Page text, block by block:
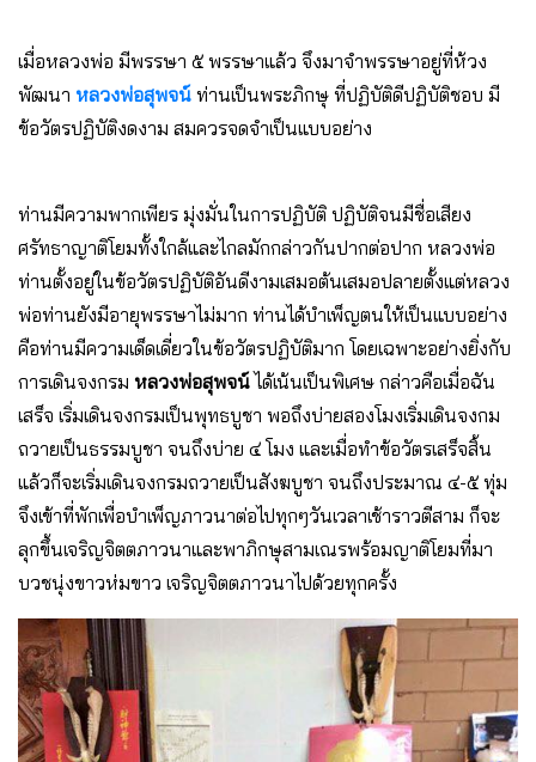
เมื่อหลวงพ่อ มีพรรษา ๕ พรรษาแล้ว จึงมาจำพรรษาอยู่ที่ห้วง
พัฒนา หลวงพ่อสุพจน์ ท่านเป็นพระภิกษุ ที่ปฏิบัติดีปฏิบัติชอบ มี
ข้อวัตรปฏิบัติงดงาม สมควรจดจำเป็นแบบอย่าง
ท่านมีความพากเพียร มุ่งมั่นในการปฏิบัติ ปฏิบัติจนมีชื่อเสียง
ศรัทธาญาติโยมทั้งใกล้และไกลมักกล่าวกันปากต่อปาก หลวงพ่อ
ท่านตั้งอยู่ในข้อวัตรปฏิบัติอันดีงามเสมอต้นเสมอปลายตั้งแต่หลวง
พ่อท่านยังมีอายุพรรษาไม่มาก ท่านได้บำเพ็ญตนให้เป็นแบบอย่าง
คือท่านมีความเด็ดเดี่ยวในข้อวัตรปฏิบัติมาก โดยเฉพาะอย่างยิ่งกับ
การเดินจงกรม หลวงพ่อสุพจน์ได้เน้นเป็นพิเศษ กล่าวคือเมื่อฉัน
เสร็จ เริ่มเดินจงกรมเป็นพุทธบูชา พอถึงบ่ายสองโมงเริ่มเดินจงกม
ถวายเป็นธรรมบูชา จนถึงบ่าย ๔ โมง และเมื่อทำข้อวัตรเสร็จสิ้น
แล้วก็จะเริ่มเดินจงกรมถวายเป็นสังฆบูชา จนถึงประมาณ ๔-๕ ทุ่ม
จึงเข้าที่พักเพื่อบำเพ็ญภาวนาต่อไปทุกๆวันเวลาเช้าราวตีสาม ก็จะ
ลุกขึ้นเจริญจิตตภาวนาและพาภิกษุสามเณรพร้อมญาติโยมที่มา
บวชนุ่งขาวห่มขาว เจริญจิตตภาวนาไปด้วยทุกครั้ง